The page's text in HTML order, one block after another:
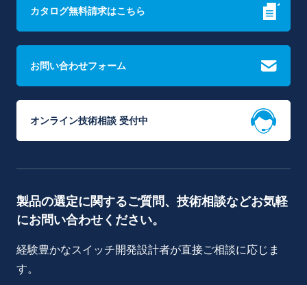
カタログ無料請求はこちら
お問い合わせフォーム
オンライン技術相談 受付中
製品の選定に関するご質問、技術相談などお気軽
にお問い合わせください。
経験豊かなスイッチ開発設計者が直接ご相談に応じま
す。